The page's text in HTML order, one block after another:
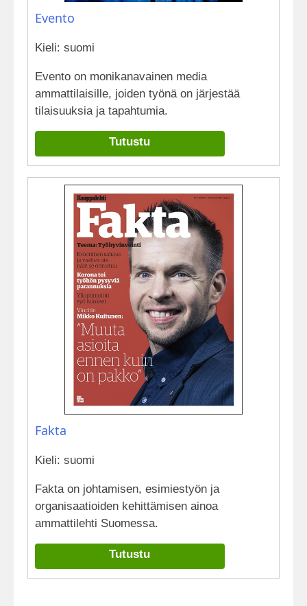
Evento
Kieli: suomi
Evento on monikanavainen media
ammattilaisille, joiden työnä on järjestää
tilaisuuksia ja tapahtumia.
Tutustu
Fakta
Kieli: suomi
Fakta on johtamisen, esimiestyön ja
organisaatioiden kehittämisen ainoa
ammattilehti Suomessa.
Tutustu